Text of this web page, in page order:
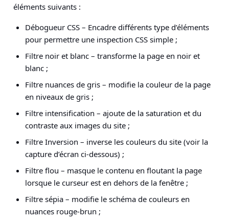
éléments suivants :
Débogueur CSS – Encadre différents type d’éléments
pour permettre une inspection CSS simple ;
Filtre noir et blanc – transforme la page en noir et
blanc ;
Filtre nuances de gris – modifie la couleur de la page
en niveaux de gris ;
Filtre intensification – ajoute de la saturation et du
contraste aux images du site ;
Filtre Inversion – inverse les couleurs du site (voir la
capture d’écran ci-dessous) ;
Filtre flou – masque le contenu en floutant la page
lorsque le curseur est en dehors de la fenêtre ;
Filtre sépia – modifie le schéma de couleurs en
nuances rouge-brun ;